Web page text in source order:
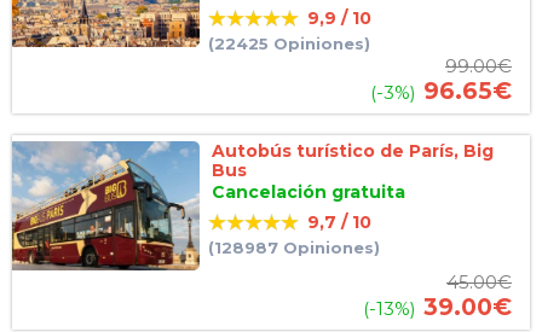
9,9 / 10
(22425 Opiniones)
99.00€
(-3%) 96.65€
Autobús turístico de París, Big
Bus
Cancelación gratuita
9,7 / 10
(128987 Opiniones)
45.00€
(-13%) 39.00€